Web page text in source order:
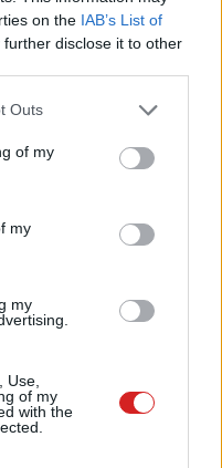
on the IAB’s List of
further disclose it to other
one or more Google
You may click to
its third-party tags to
in below Google
Outs
of my
my
my
Use,
of my
with the
kisgyermek fényképét
kiberbűnözők 600 000
forintot követeltek
az adatokat, spt,
elszabadult, a brit
határon túlmenőnek"
a Radiant váratlanul
törölték az összes
az adatokat teljesen